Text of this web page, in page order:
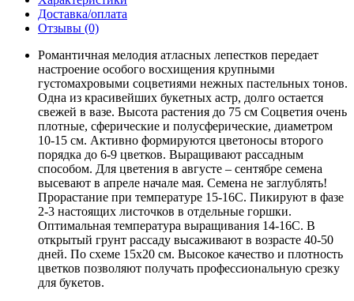
Доставка/оплата
Отзывы (0)
Романтичная мелодия атласных лепестков передает
настроение особого восхищения крупными
густомахровыми соцветиями нежных пастельных тонов.
Одна из красивейших букетных астр, долго остается
свежей в вазе. Высота растения до 75 см Соцветия очень
плотные, сферические и полусферические, диаметром
10-15 см. Активно формируются цветоносы второго
порядка до 6-9 цветков. Выращивают рассадным
способом. Для цветения в августе – сентябре семена
высевают в апреле начале мая. Семена не заглублять!
Прорастание при температуре 15-16С. Пикируют в фазе
2-3 настоящих листочков в отдельные горшки.
Оптимальная температура выращивания 14-16С. В
открытый грунт рассаду высаживают в возрасте 40-50
дней. По схеме 15х20 см. Высокое качество и плотность
цветков позволяют получать профессиональную срезку
для букетов.